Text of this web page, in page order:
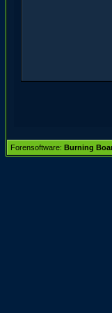
Forensoftware: Burning